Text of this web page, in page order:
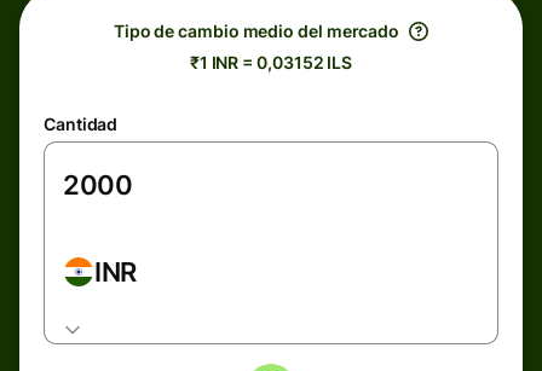
Tipo de cambio medio del mercado
₹1 INR = 0,03152 ILS
Cantidad
INR